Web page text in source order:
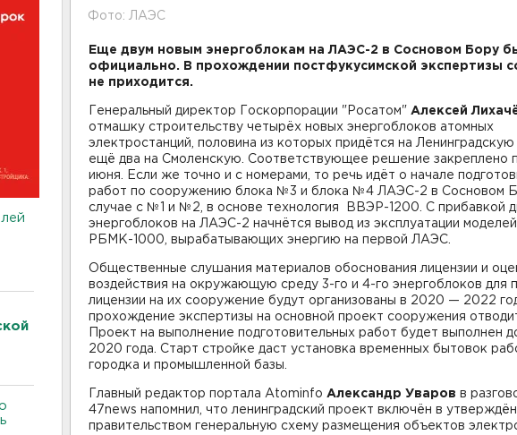
Фото: ЛАЭС
Еще двум новым энергоблокам на ЛАЭС-2 в Сосновом Бору
официально. В прохождении постфукусимской экспертизы
не приходится.
Генеральный директор Госкорпорации "Росатом" Алексей
отмашку строительству четырёх новых энергоблоков атомных
электростанций, половина из которых придётся на Ленинградскую
ещё два на Смоленскую. Соответствующее решение закреплено
июня. Если же точно и с номерами, то речь идёт о начале
работ по сооружению блока №3 и блока №4 ЛАЭС-2 в Сосновом
случае с №1 и №2, в основе технология ВВЭР-1200. С прибавкой
энергоблоков на ЛАЭС-2 начнётся вывод из эксплуатации моделей
РБМК-1000, вырабатывающих энергию на первой ЛАЭС.
Общественные слушания материалов обоснования лицензии и
воздействия на окружающую среду 3-го и 4-го энергоблоков для
лицензии на их сооружение будут организованы в 2020 — 2022
прохождение экспертизы на основной проект сооружения
Проект на выполнение подготовительных работ будет выполнен
2020 года. Старт стройке даст установка временных бытовок
городка и промышленной базы.
Главный редактор портала Atominfo Александр Уваров в
47news напомнил, что ленинградский проект включён в
правительством генеральную схему размещения объектов